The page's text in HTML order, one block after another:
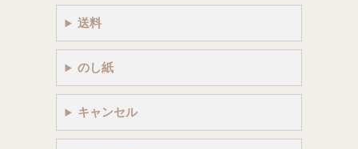
送料
のし紙
キャンセル